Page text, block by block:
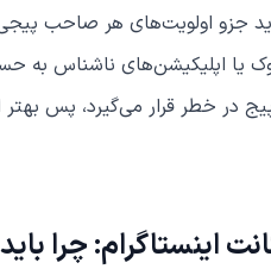
جزو اولویت‌های هر صاحب
یا اپلیکیشن‌های ناشناس به
در خطر قرار می‌گیرد، پس
اینستاگرام: چرا